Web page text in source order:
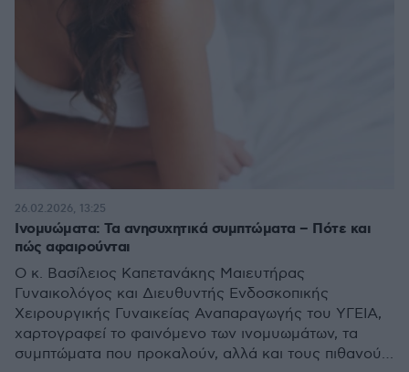
Ινομυώματα: Τα ανησυχητικά συμπτώματα – Πότε και
πώς αφαιρούνται
Ο κ. Βασίλειος Καπετανάκης Μαιευτήρας
Γυναικολόγος και Διευθυντής Ενδοσκοπικής
Χειρουργικής Γυναικείας Αναπαραγωγής του ΥΓΕΙΑ,
χαρτογραφεί το φαινόμενο των ινομυωμάτων, τα
συμπτώματα που προκαλούν, αλλά και τους πιθανούς
26.02.2026, 13:25